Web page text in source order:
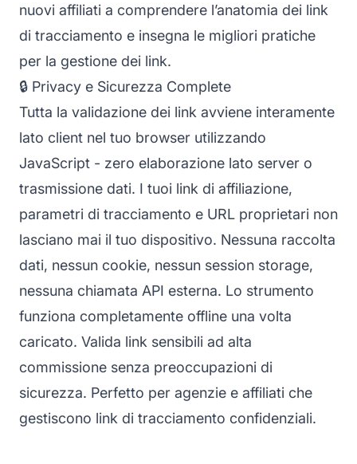
nuovi affiliati a comprendere l’anatomia dei link
di tracciamento e insegna le migliori pratiche
per la gestione dei link.
🔒 Privacy e Sicurezza Complete
Tutta la validazione dei link avviene interamente
lato client nel tuo browser utilizzando
JavaScript - zero elaborazione lato server o
trasmissione dati. I tuoi link di affiliazione,
parametri di tracciamento e URL proprietari non
lasciano mai il tuo dispositivo. Nessuna raccolta
dati, nessun cookie, nessun session storage,
nessuna chiamata API esterna. Lo strumento
funziona completamente offline una volta
caricato. Valida link sensibili ad alta
commissione senza preoccupazioni di
sicurezza. Perfetto per agenzie e affiliati che
gestiscono link di tracciamento confidenziali.